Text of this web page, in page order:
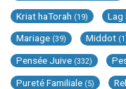
Kriat haTorah (19) Lag
Mariage (39) Middot
Pensée Juive (332)
Pureté Familiale (5)